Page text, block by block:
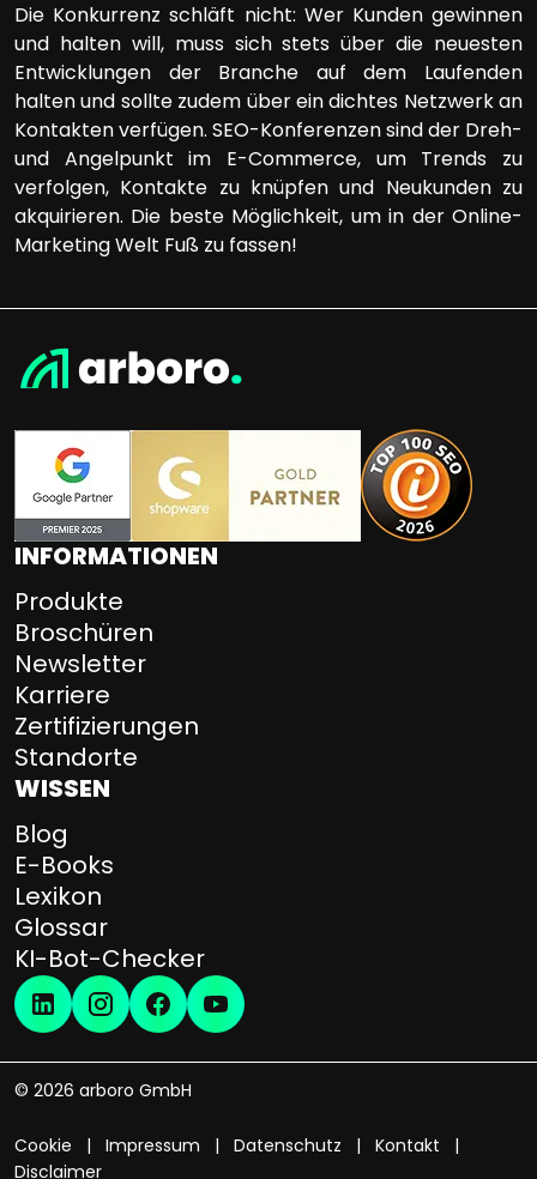
Die Konkurrenz schläft nicht: Wer Kunden gewinnen
und halten will, muss sich stets über die neuesten
Entwicklungen der Branche auf dem Laufenden
halten und sollte zudem über ein dichtes Netzwerk an
Kontakten verfügen. SEO-Konferenzen sind der Dreh-
und Angelpunkt im E-Commerce, um Trends zu
verfolgen, Kontakte zu knüpfen und Neukunden zu
akquirieren. Die beste Möglichkeit, um in der Online-
Marketing Welt Fuß zu fassen!
INFORMATIONEN
Produkte
Broschüren
Newsletter
Karriere
Zertifizierungen
Standorte
WISSEN
Blog
E-Books
Lexikon
Glossar
KI-Bot-Checker
© 2026 arboro GmbH
Cookie Impressum Datenschutz
Kontakt
Disclaimer